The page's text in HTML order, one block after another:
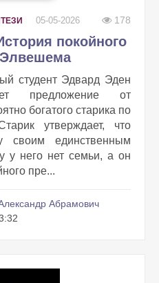
05-05-2026 178
покойного
студент Эдвард Эден
предложение от
богатого старика по
утверждает, что
своим единственным
у него нет семьи, а он
пре...
Абрамович